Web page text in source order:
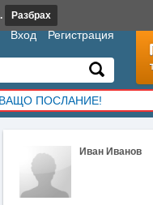
Иван Иванов
Вход Регистрация
ПОСЛАНИЕ!
Разбрах